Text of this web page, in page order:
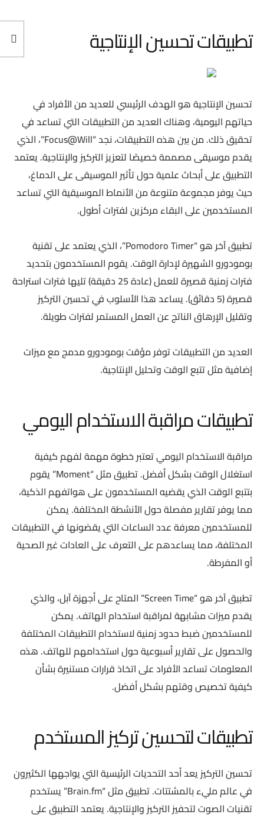
تطبيقات تحسين الإنتاجية
تحسين الإنتاجية هو الهدف الرئيسي للعديد من الأفراد في
حياتهم اليومية، وهناك العديد من التطبيقات التي تساعد في
تحقيق ذلك. من بين هذه التطبيقات، نجد “Focus@Will”، الذي
يقدم موسيقى مصممة خصيصًا لتعزيز التركيز والإنتاجية. يعتمد
التطبيق على أبحاث علمية حول تأثير الموسيقى على الدماغ،
حيث يوفر مجموعة متنوعة من الأنماط الموسيقية التي تساعد
المستخدمين على البقاء مركزين لفترات أطول.
تطبيق آخر هو “Pomodoro Timer”، الذي يعتمد على تقنية
بومودورو الشهيرة لإدارة الوقت. يقوم المستخدمون بتحديد
فترات زمنية قصيرة للعمل (عادة 25 دقيقة) تليها فترات استراحة
قصيرة (5 دقائق). يساعد هذا الأسلوب في تحسين التركيز
وتقليل الإرهاق الناتج عن العمل المستمر لفترات طويلة.
العديد من التطبيقات توفر مؤقت بومودورو مدمج مع ميزات
إضافية مثل تتبع الوقت وتحليل الإنتاجية.
تطبيقات مراقبة الاستخدام اليومي
مراقبة الاستخدام اليومي تعتبر خطوة مهمة لفهم كيفية
استغلال الوقت بشكل أفضل. تطبيق مثل “Moment” يقوم
بتتبع الوقت الذي يقضيه المستخدمون على هواتفهم الذكية،
مما يوفر تقارير مفصلة حول الأنشطة المختلفة. يمكن
للمستخدمين معرفة عدد الساعات التي يقضونها في التطبيقات
المختلفة، مما يساعدهم على التعرف على العادات غير الصحية
أو المفرطة.
تطبيق آخر هو “Screen Time” المتاح على أجهزة آبل، والذي
يقدم ميزات مشابهة لمراقبة استخدام الهاتف. يمكن
للمستخدمين ضبط حدود زمنية لاستخدام التطبيقات المختلفة
والحصول على تقارير أسبوعية حول استخدامهم للهاتف. هذه
المعلومات تساعد الأفراد على اتخاذ قرارات مستنيرة بشأن
كيفية تخصيص وقتهم بشكل أفضل.
تطبيقات لتحسين تركيز المستخدم
تحسين التركيز يعد أحد التحديات الرئيسية التي يواجهها الكثيرون
في عالم مليء بالمشتتات. تطبيق مثل “Brain.fm” يستخدم
تقنيات الصوت لتحفيز التركيز والإنتاجية. يعتمد التطبيق على